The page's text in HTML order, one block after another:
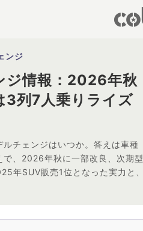
ンジ
ジ情報：2026年秋
3列7人乗りライズ
チェンジはいつか。答えは車種
、2026年秋に一部改良、次期型
年SUV販売1位となった実力と、